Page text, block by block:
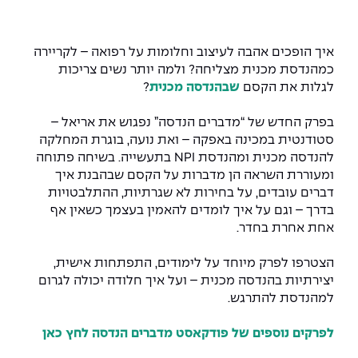
איך הופכים אהבה לעיצוב וחלומות על רפואה – לקריירה
כמהנדסת מכנית מצליחה? ולמה יותר נשים צריכות
לגלות את הקסם שבהנדסה מכנית?
בפרק החדש של “מדברים הנדסה” נפגוש את אריאל –
סטודנטית במכינה באפקה – ואת נועה, בוגרת המחלקה
להנדסה מכנית ומהנדסת NPI בתעשייה. בשיחה פתוחה
ומעוררת השראה הן מדברות על הקסם שבהבנת איך
דברים עובדים, על בחירות לא שגרתיות, ההתלבטויות
בדרך – וגם על איך לומדים להאמין בעצמך כשאין אף
אחת אחרת בחדר.
הצטרפו לפרק מיוחד על לימודים, התפתחות אישית,
יצירתיות בהנדסה מכנית – ועל איך חלודה יכולה לגרום
למהנדסת להתרגש.
לפרקים נוספים של פודקאסט מדברים הנדסה לחץ כאן
נהלים, תקנונים וחקיקה
הוגנות מגדרית
הצהרת נגישות
לעבוד באפקה
לוח שנה אקדמי
צור קשר
דו-חוגי בהנדסה ומדעים
תואר שני בהנדסה
הנדסת אנרגיה והספק
הנדסה וניהול
הנדסת מערכות
הנדסה רפואית
מערכות תבוניות AI
דקאנט הסטודנטים
מרכז קריירה
מעבדות
ספרייה
אגודת הסטודנטים
מעטפת תמיכה למשרתות ולמשרתים
מעטפת חוסן
עתודה אקדמית
מידע למועמד תואר שני
הרשמה און ליין
שאלות ותשובות
מלגות ע״ב נתוני קבלה
תנאי קבלה - הנדסה
למה לעשות תואר שני באפקה?
המרכז לאנרגיה מתחדשת ובת קיימא
המרכז למחקר יישומי בעיבוד שפה וקול
המרכז להנדסת חומרים ותהליכים
מרכז ICSGen.AI
Skills & Tech